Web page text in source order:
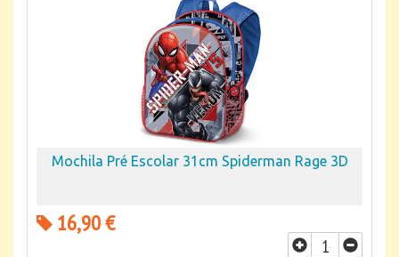
Mochila Pré Escolar 31cm Spiderman Rage 3D
16,90 €